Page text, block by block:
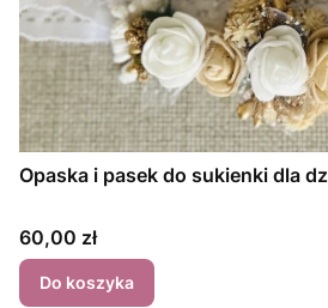
Opaska i pasek do sukienki dla
Cena
60,00 zł
Do koszyka